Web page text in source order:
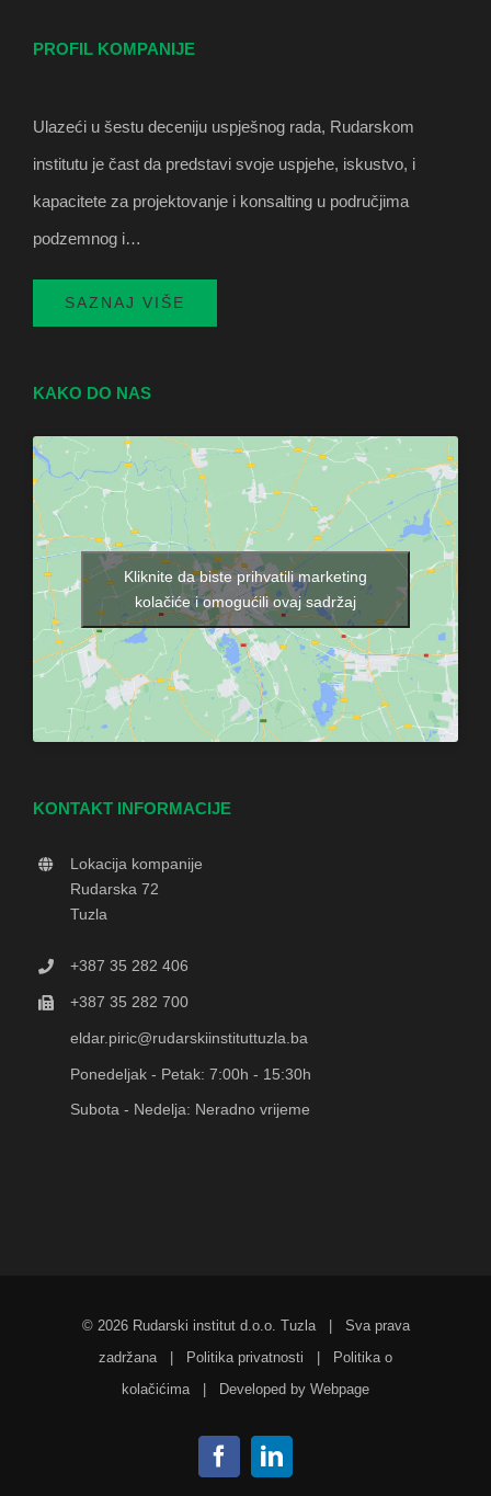
PROFIL KOMPANIJE
Ulazeći u šestu deceniju uspješnog rada, Rudarskom
institutu je čast da predstavi svoje uspjehe, iskustvo, i
kapacitete za projektovanje i konsalting u područjima
podzemnog i…
SAZNAJ VIŠE
KAKO DO NAS
Kliknite da biste prihvatili marketing
kolačiće i omogućili ovaj sadržaj
KONTAKT INFORMACIJE
Lokacija kompanije
Rudarska 72
Tuzla
+387 35 282 406
+387 35 282 700
eldar.piric@rudarskiinstituttuzla.ba
Ponedeljak - Petak: 7:00h - 15:30h
Subota - Nedelja: Neradno vrijeme
© 2026 Rudarski institut d.o.o. Tuzla | Sva prava
zadržana |
Politika privatnosti
Politika o
kolačićima| Developed by Webpage
FacebookLinkedIn